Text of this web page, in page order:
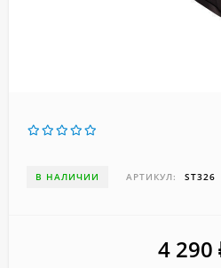
В НАЛИЧИИ АРТИКУЛ: ST326
4 290